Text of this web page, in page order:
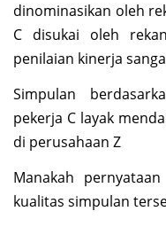
dinominasikan oleh
C disukai oleh
penilaian kinerja
Simpulan
pekerja C layak
di perusahaan Z
Manakah
kualitas simpulan